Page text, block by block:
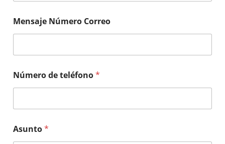
Mensaje Número Correo
Número de teléfono*
Asunto*